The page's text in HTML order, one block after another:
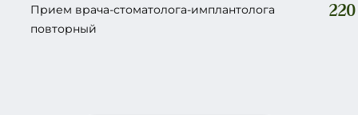
Прием врача-стоматолога-имплантолога
повторный